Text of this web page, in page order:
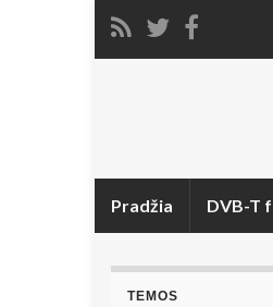
Pradžia DVB-T
TEMOS